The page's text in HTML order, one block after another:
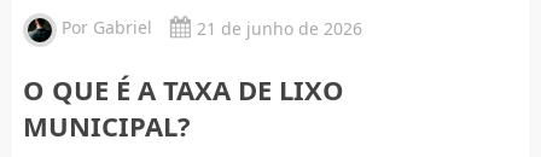
Por Gabriel 21 de junho de 2026
O QUE É A TAXA DE LIXO
MUNICIPAL?